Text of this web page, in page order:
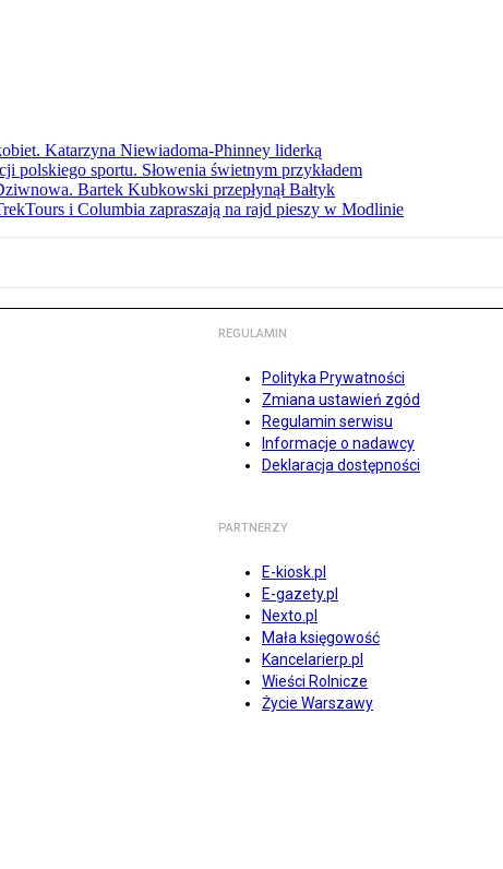
Katarzyna Niewiadoma-Phinney liderką
polskiego sportu. Słowenia świetnym przykładem
Bartek Kubkowski przepłynął Bałtyk
i Columbia zapraszają na rajd pieszy w Modlinie
REGULAMIN
Polityka Prywatności
Zmiana ustawień zgód
Regulamin serwisu
Informacje o nadawcy
Deklaracja dostępności
PARTNERZY
E-kiosk.pl
E-gazety.pl
Nexto.pl
Mała księgowość
Kancelarierp.pl
Wieści Rolnicze
Życie Warszawy